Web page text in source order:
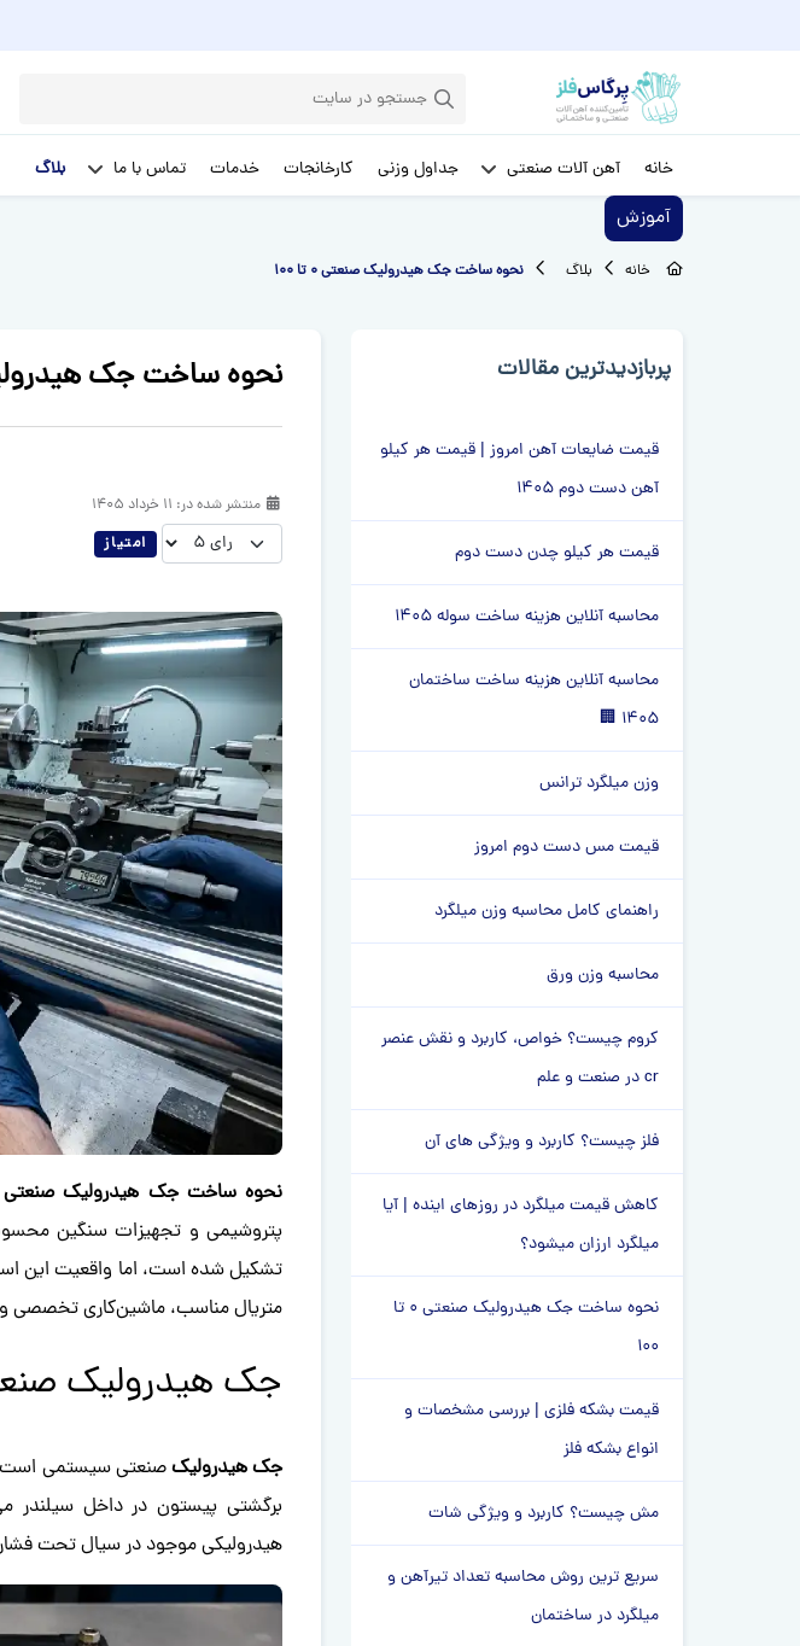
خانه آهن آلات صنعتی جداول وزنی کارخانجات خدمات تماس با ما بلاگ
آموزش
خانه بلاگ نحوه ساخت جک هیدرولیک صنعتی 0 تا 100
پربازدیدترین مقالات
قیمت ضایعات آهن امروز | قیمت هر کیلو
آهن دست دوم 1405
قیمت هر کیلو چدن دست دوم
محاسبه آنلاین هزینه ساخت سوله 1405
محاسبه آنلاین هزینه ساخت ساختمان
1405 🏢
وزن میلگرد ترانس
قیمت مس دست دوم امروز
راهنمای کامل محاسبه وزن میلگرد
محاسبه وزن ورق
کروم چیست؟ خواص، کاربرد و نقش عنصر
cr در صنعت و علم
فلز چیست؟ کاربرد و ویژگی های آن
کاهش قیمت میلگرد در روزهای اینده | آیا
میلگرد ارزان میشود؟
نحوه ساخت جک هیدرولیک صنعتی 0 تا
100
قیمت بشکه فلزی | بررسی مشخصات و
انواع بشکه فلز
مش چیست؟ کاربرد و ویژگی شات
سریع ترین روش محاسبه تعداد تیرآهن و
میلگرد در ساختمان
نحوه ساخت جک هیدرولیک
منتشر شده در:
لطفا رای دهید
نحوه ساخت جک هیدرولیک صنعتی
پتروشیمی و تجهیزات سنگین
تشکیل شده است، اما واقعیت این
متریال مناسب، ماشین‌کاری تخصصی
جک هیدرولیک
جک هیدرولیکصنعتی سیستمی است
برگشتی پیستون در داخل
هیدرولیکی موجود در سیال تحت